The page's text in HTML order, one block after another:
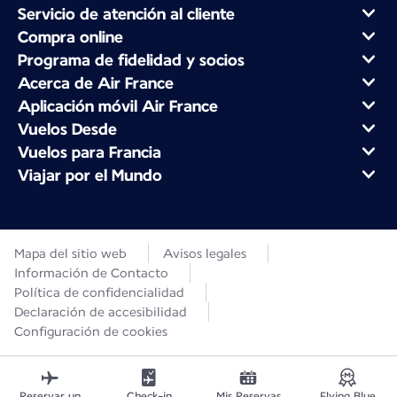
Servicio de atención al cliente
Compra online
Programa de fidelidad y socios
Acerca de Air France
Aplicación móvil Air France
Vuelos Desde
Vuelos para Francia
Viajar por el Mundo
Mapa del sitio web
Avisos legales
Información de Contacto
Política de confidencialidad
Declaración de accesibilidad
Configuración de cookies